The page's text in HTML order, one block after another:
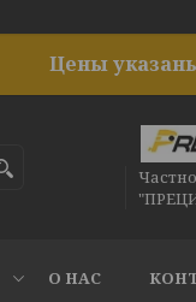
Цены
О НАС